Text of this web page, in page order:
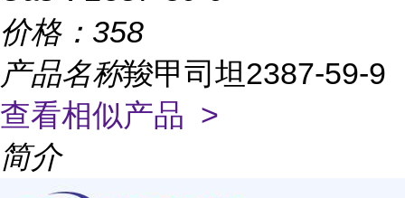
价格： 358
产品名称羧甲司坦2387-59-9
查看相似产品 >
简介